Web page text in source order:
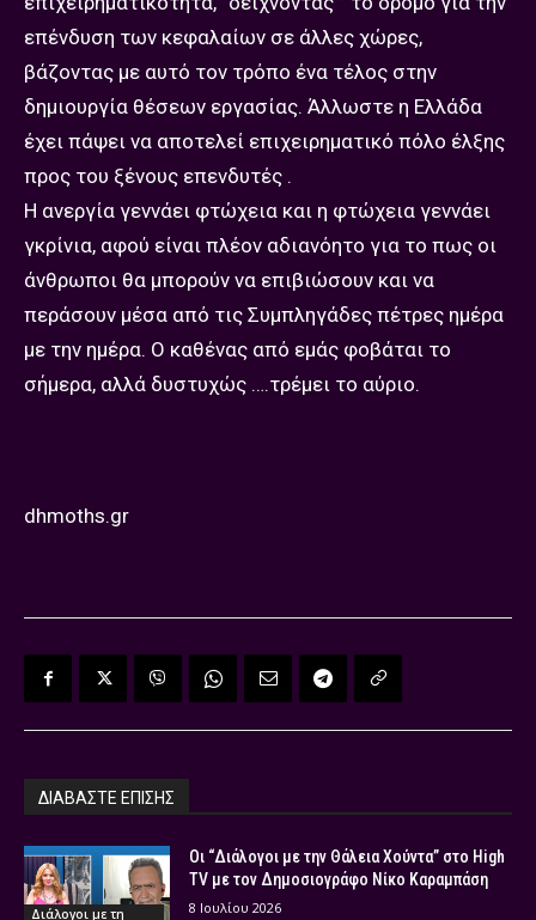
επένδυση των κεφαλαίων σε άλλες χώρες,
βάζοντας με αυτό τον τρόπο ένα τέλος στην
δημιουργία θέσεων εργασίας. Άλλωστε η Ελλάδα
έχει πάψει να αποτελεί επιχειρηματικό πόλο έλξης
προς του ξένους επενδυτές .
Η ανεργία γεννάει φτώχεια και η φτώχεια γεννάει
γκρίνια, αφού είναι πλέον αδιανόητο για το πως οι
άνθρωποι θα μπορούν να επιβιώσουν και να
περάσουν μέσα από τις Συμπληγάδες πέτρες ημέρα
με την ημέρα. Ο καθένας από εμάς φοβάται το
σήμερα, αλλά δυστυχώς ….τρέμει το αύριο.
dhmoths.gr
ΔΙΑΒΑΣΤΕ ΕΠΙΣΗΣ
Διάλογοι με τη
Οι “Διάλογοι με την Θάλεια Χούντα” στο High
TV με τον Δημοσιογράφο Νίκο Καραμπάση
8 Ιουλίου 2026